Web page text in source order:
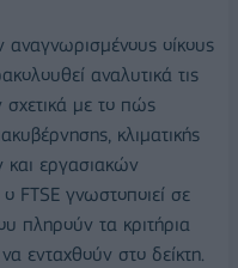
αναγνωρισμένους οίκους
αναλυτικά τις
σχετικά με το πώς
κλιματικής
εργασιακών
FTSE γνωστοποιεί σε
πληρούν τα κριτήρια
ενταχθούν στο δείκτη.